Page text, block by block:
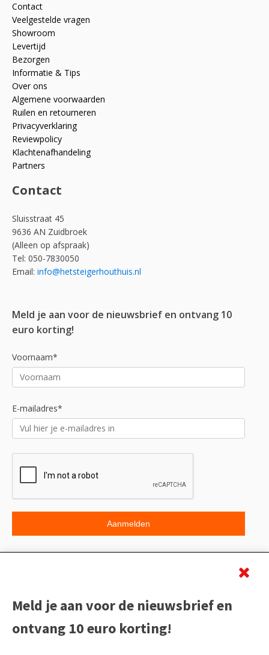
Contact
Veelgestelde vragen
Showroom
Levertijd
Bezorgen
Informatie & Tips
Over ons
Algemene voorwaarden
Ruilen en retourneren
Privacyverklaring
Reviewpolicy
Klachtenafhandeling
Partners
Contact
Sluisstraat 45
9636 AN Zuidbroek
(Alleen op afspraak)
Tel: 050-7830050
Email: info@hetsteigerhouthuis.nl
Meld je aan voor de nieuwsbrief en ontvang 10
euro korting!
Voornaam*
E-mailadres*
Meld je aan voor de nieuwsbrief en
ontvang 10 euro korting!